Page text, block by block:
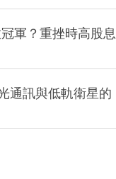
軍？重挫時高股息
通訊與低軌衛星的